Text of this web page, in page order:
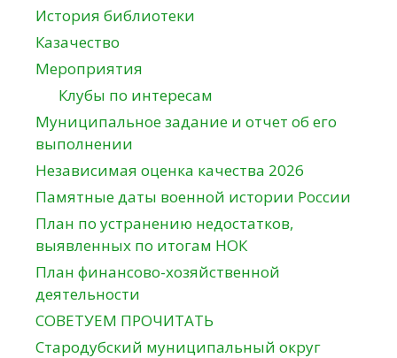
История библиотеки
Казачество
Мероприятия
Клубы по интересам
Муниципальное задание и отчет об его
выполнении
Независимая оценка качества 2026
Памятные даты военной истории России
План по устранению недостатков,
выявленных по итогам НОК
План финансово-хозяйственной
деятельности
СОВЕТУЕМ ПРОЧИТАТЬ
Стародубский муниципальный округ